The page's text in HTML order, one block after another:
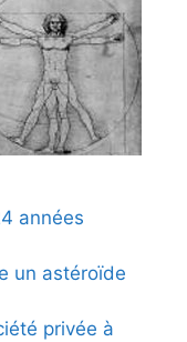
années
un astéroïde
privée à